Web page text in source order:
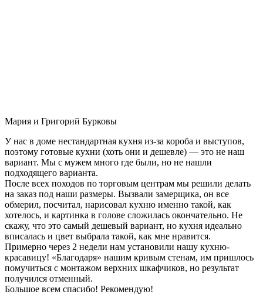
Мария и Григорий Бурковы
У нас в доме нестандартная кухня из-за короба и выступов,
поэтому готовые кухни (хоть они и дешевле) — это не наш
вариант. Мы с мужем много где были, но не нашли
подходящего варианта.
После всех походов по торговым центрам мы решили делать
на заказ под наши размеры. Вызвали замерщика, он все
обмерил, посчитал, нарисовал кухню именно такой, как
хотелось, и картинка в голове сложилась окончательно. Не
скажу, что это самый дешевый вариант, но кухня идеально
вписалась и цвет выбрала такой, как мне нравится.
Примерно через 2 недели нам установили нашу кухню-
красавицу! «Благодаря» нашим кривым стенам, им пришлось
помучиться с монтажом верхних шкафчиков, но результат
получился отменный.
Большое всем спасибо! Рекомендую!